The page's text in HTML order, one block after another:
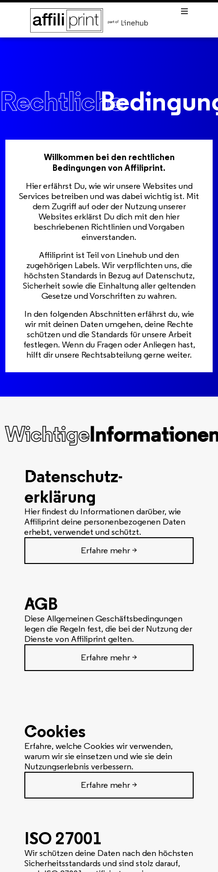
Rechtliche
Willkommen bei den rechtlichen
Bedingungen von Affiliprint.
Hier erfährst Du, wie wir unsere Websites und
Services betreiben und was dabei wichtig ist. Mit
dem Zugriff auf oder der Nutzung unserer
Websites erklärst Du dich mit den hier
beschriebenen Richtlinien und Vorgaben
einverstanden.
Affiliprint ist Teil von Linehub und den
zugehörigen Labels. Wir verpflichten uns, die
höchsten Standards in Bezug auf Datenschutz,
Sicherheit sowie die Einhaltung aller geltenden
Gesetze und Vorschriften zu wahren.
In den folgenden Abschnitten erfährst du, wie
wir mit deinen Daten umgehen, deine Rechte
schützen und die Standards für unsere Arbeit
festlegen. Wenn du Fragen oder Anliegen hast,
hilft dir unsere Rechtsabteilung gerne weiter.
Wichtige
Datenschutz-
erklärung
Hier findest du Informationen darüber, wie
Affiliprint deine personenbezogenen Daten
erhebt, verwendet und schützt.
Erfahre mehr >
AGB
Diese Allgemeinen Geschäftsbedingungen
legen die Regeln fest, die bei der Nutzung der
Dienste von Affiliprint gelten.
Erfahre mehr >
Cookies
Erfahre, welche Cookies wir verwenden,
warum wir sie einsetzen und wie sie dein
Nutzungserlebnis verbessern.
Erfahre mehr >
ISO 27001
Wir schützen deine Daten nach den höchsten
Sicherheitsstandards und sind stolz darauf,